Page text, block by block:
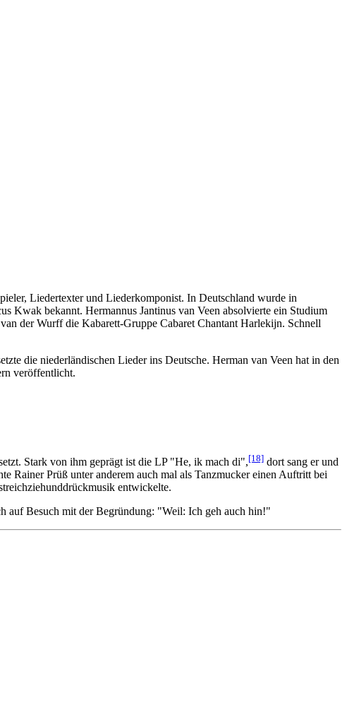
Liedertexter und Liederkomponist. In Deutschland wurde in
Kwak bekannt. Hermannus Jantinus van Veen absolvierte ein Studium
der Wurff die Kabarett-Gruppe Cabaret Chantant Harlekijn. Schnell
die niederländischen Lieder ins Deutsche. Herman van Veen hat in den
veröffentlicht.
Stark von ihm geprägt ist die LP "He, ik mach di",[18] dort sang er und
Rainer Prüß unter anderem auch mal als Tanzmucker einen Auftritt bei
entwickelte.
auf Besuch mit der Begründung: "Weil: Ich geh auch hin!"